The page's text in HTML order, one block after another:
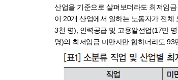
산업을 기준으로 살펴보더라도 최저임
이 20개 산업에서 일하는 노동자가 전
3천 명), 인력공급 및 고용알선업(17만
명)의 최저임금 미만자만 합하더라도